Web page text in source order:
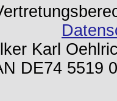
Karl
DE74 5519